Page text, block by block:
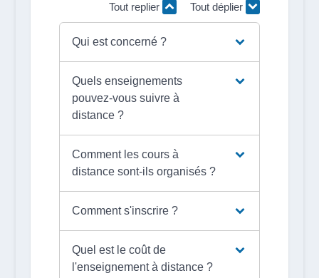
Tout replier Tout déplier
Qui est concerné ?
Quels enseignements
pouvez-vous suivre à
distance ?
Comment les cours à
distance sont-ils organisés ?
Comment s'inscrire ?
Quel est le coût de
l'enseignement à distance ?